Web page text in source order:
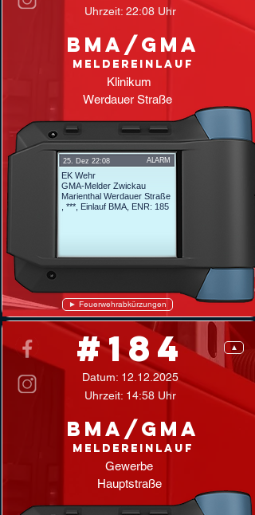
Uhrzeit: 22:08 Uhr
BMA/GMA
Meldereinlauf
Klinikum
Werdauer Straße
ALARM
EK Wehr
GMA-Melder Zwickau
Marienthal Werdauer Straße
, ***, Einlauf BMA, ENR: 185
25. Dez 22:08
► Feuerwehrabkürzungen
#184
Datum: 12.12.2025
Uhrzeit: 14:58 Uhr
▲
BMA/GMA
Meldereinlauf
Gewerbe
Hauptstraße